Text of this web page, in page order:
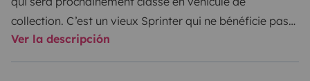
collection. C’est un vieux Sprinter qui ne bénéficie pas
du confort optimal des véhicules récents mais il est
Ver la descripción